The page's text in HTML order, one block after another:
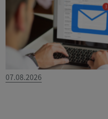
07.08.2026